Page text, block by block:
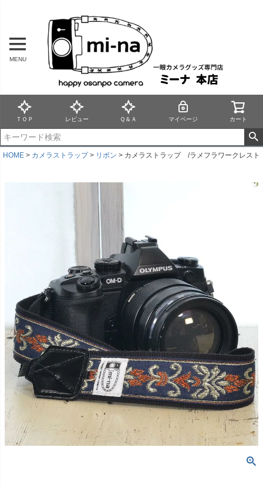
MENU
ＴＯＰ レビュー Ｑ＆Ａ マイページ カート
HOME カメラストラップ リボン カメラストラップ /ラメフラワークレスト